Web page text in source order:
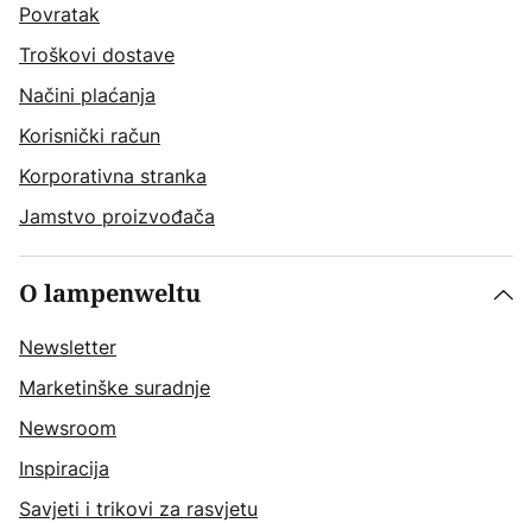
Povratak
Troškovi dostave
Načini plaćanja
Korisnički račun
Korporativna stranka
Jamstvo proizvođača
O lampenweltu
Newsletter
Marketinške suradnje
Newsroom
Inspiracija
Savjeti i trikovi za rasvjetu